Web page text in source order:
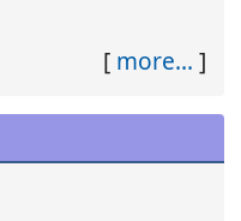
[ more... ]